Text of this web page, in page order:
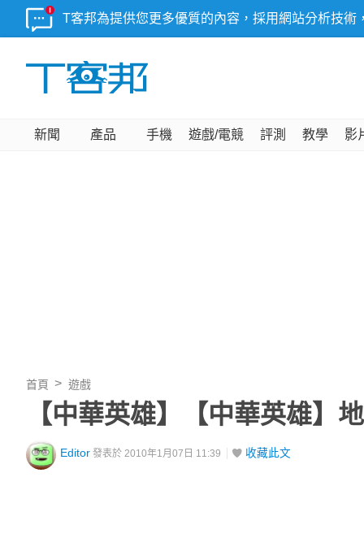
T客邦為提供您更多優質的內容，採用網站分析技
新聞 產品 手機 遊戲/電競 評測 教學 影
首頁 遊戲
【中華英雄】【中華英雄】
Editor 發表於 2010年1月07日 11:39 收藏此文